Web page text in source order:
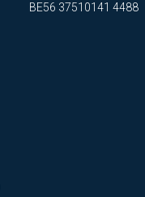
BE56 37510141 4488